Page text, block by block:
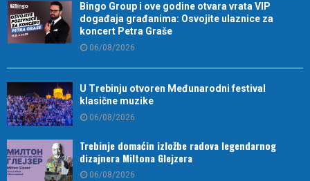
Bingo Group i ove godine otvara vrata VIP
događaja građanima: Osvojite ulaznice za
koncert Petra Graše
06/08/2026
U Trebinju otvoren Međunarodni festival
klasične muzike
06/08/2026
Trebinje domaćin izložbe radova legendarnog
dizajnera Miltona Glejzera
06/08/2026